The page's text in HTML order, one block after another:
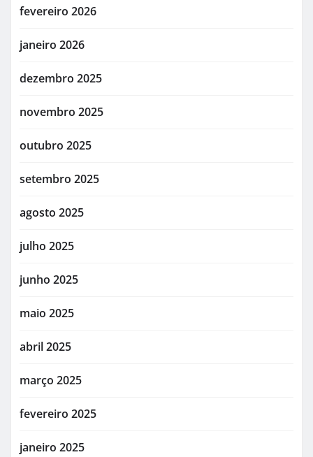
fevereiro 2026
janeiro 2026
dezembro 2025
novembro 2025
outubro 2025
setembro 2025
agosto 2025
julho 2025
junho 2025
maio 2025
abril 2025
março 2025
fevereiro 2025
janeiro 2025